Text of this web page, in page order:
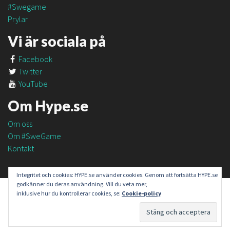
#Swegame
Prylar
Vi är sociala på
Facebook
Twitter
YouTube
Om Hype.se
Om oss
Om #SweGame
Kontakt
Integritet och cookies: HYPE.se använder cookies. Genom att fortsätta HYPE.se
godkänner du deras användning. Vill du veta mer,
inklusive hur du kontrollerar cookies, se: Cookie-policy